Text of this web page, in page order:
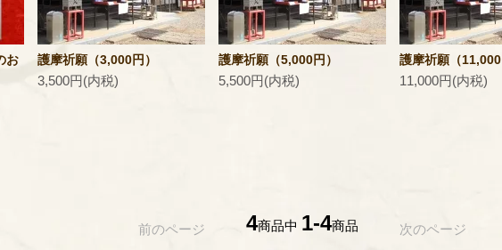
お
護摩祈願（3,000円）
3,500円(内税)
護摩祈願（5,000円）
5,500円(内税)
護摩祈願（
11,000円(内税)
前のページ 4商品中 1-4商品 次のページ